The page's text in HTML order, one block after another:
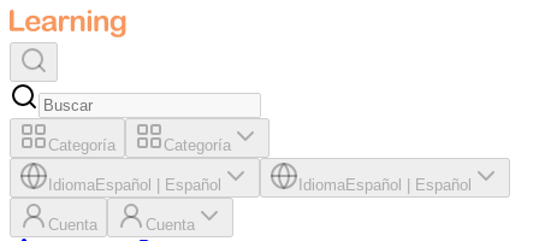
Categoría Categoría
IdiomaEspañol Español IdiomaEspañol Español
Cuenta Cuenta